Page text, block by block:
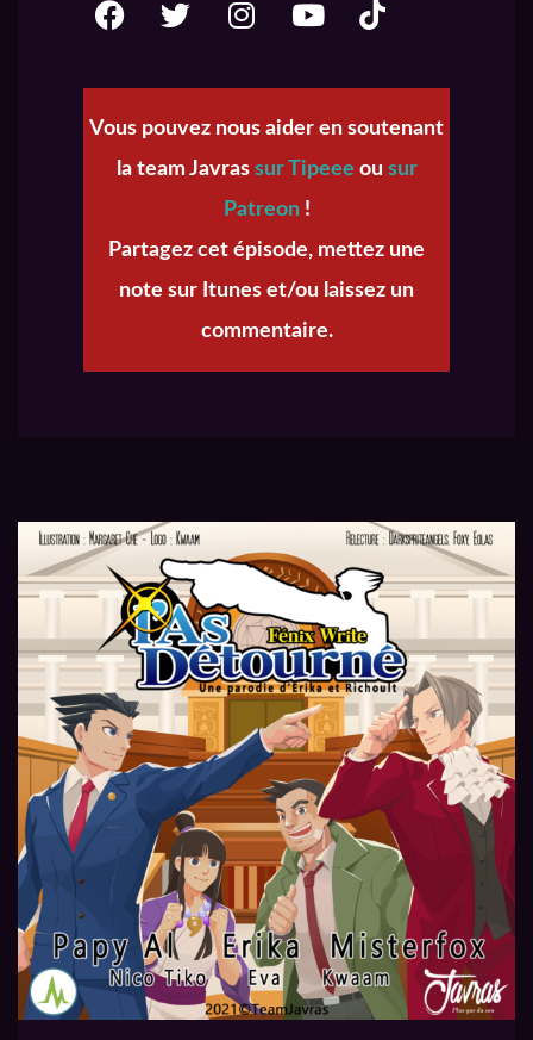
Vous pouvez nous aider en soutenant
la team Javras sur Tipeee ou sur
Patreon !
Partagez cet épisode, mettez une
note sur Itunes et/ou laissez un
commentaire.